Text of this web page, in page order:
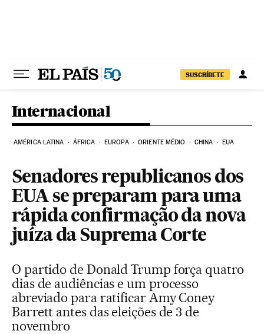
SUSCRÍBETE
Internacional
AMÉRICA LATINA ÁFRICA EUROPA ORIENTE MÉDIO CHINA EUA
Senadores republicanos dos
EUA se preparam para uma
rápida confirmação da nova
juíza da Suprema Corte
O partido de Donald Trump força quatro
dias de audiências e um processo
abreviado para ratificar Amy Coney
Barrett antes das eleições de 3 de
novembro